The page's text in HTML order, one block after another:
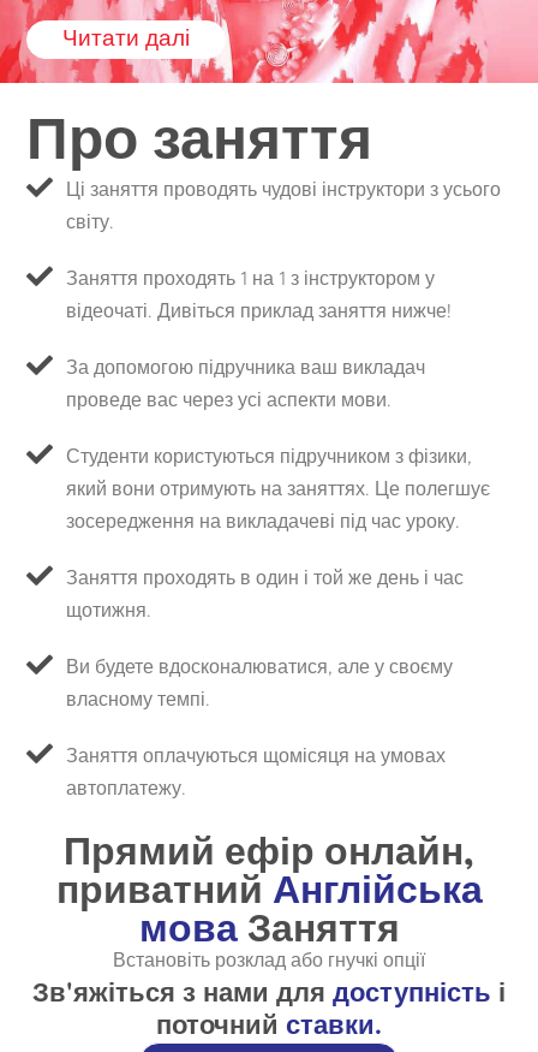
Читати далі
Про заняття
Ці заняття проводять чудові інструктори з усього
світу.
Заняття проходять 1 на 1 з інструктором у
відеочаті. Дивіться приклад заняття нижче!
За допомогою підручника ваш викладач
проведе вас через усі аспекти мови.
Студенти користуються підручником з фізики,
який вони отримують на заняттях. Це полегшує
зосередження на викладачеві під час уроку.
Заняття проходять в один і той же день і час
щотижня.
Ви будете вдосконалюватися, але у своєму
власному темпі.
Заняття оплачуються щомісяця на умовах
автоплатежу.
Прямий ефір онлайн,
приватнийАнглійська
мова Заняття
Встановіть розклад або гнучкі опції
Зв'яжіться з нами для доступність і
поточний ставки.